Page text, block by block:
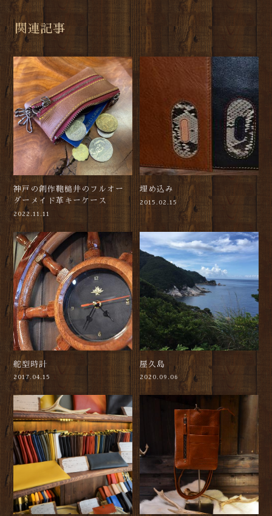
関連記事
神戸の創作鞄槌井のフルオー
ダーメイド革キーケース
2022.11.11
埋め込み
2015.02.15
舵型時計
2017.04.15
屋久島
2020.09.06